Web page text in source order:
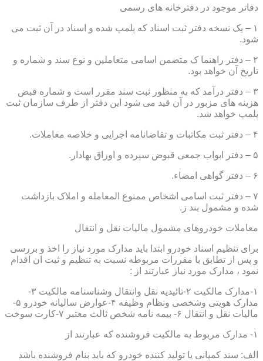
دفاتر موجود در دفترخانه های رسمی
۱ – یک نسخه دفتر ثبت اسناد که پلمپ شده و اسناد در آن ثبت می
شود.
۲ – دفتر راهنما ک متضمن اسامی متعاملین و نوع سند و شماره و
تاریخ آن خواهد بود.
۳ – دفتر درآمد که به منظور ثبت سند مقرر است و شماره قبض
هزینه های مزبور در آن قید می شود این دفتر از طرف سازمان ثبت
پلمپ خواهد شد.
۴ – دفتر ثبت مکاتبات و تقاضانامه اجرایی و خلاصه معاملات.
۵ – دفتر ابواب جمعی قبوض سپرده و اوراق بهادار.
۶ – دفتر گواهی امضاء.
۷ – دفتر ثبت اسامی اشخاص ممنوع المعامله و املاک بازداشت
شده و مشمول بند ز.
معاملات خودروهای مشمول مالیات نقل و انتقال
برای تنظیم اسناد خودرو ابتدا باید مدارک مورد نیاز را اخذ و بررسی
و پس از تطابق با مقررات مربوطه نسبت به تنظیم و ثبت ان اقدام
نمود ، مدارک مورد نیاز عبارتند از :
۱-مدارک مالکیت ۲-تائیدیه نقل وانتقال وشناسنامه مالکیت ۳-
مدارک هویتی وشخصی ونظام وظیفه ۴-عوارض سالیانه خودرو ۵-
مالیات نقل و انتقال ۶- بیمه نامه شخص ثالث معتبر ۷-کارت سوخت
۱- مدارک مربوط به مالکیت فروشنده که عبارتند از
الف: سند کمپانی یا تولید کننده خودرو که باید بنام فروشنده باشد